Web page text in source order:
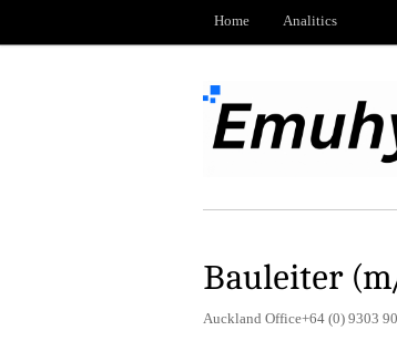
Home Analitics
Bauleiter
Auckland Office+64 (0) 9303